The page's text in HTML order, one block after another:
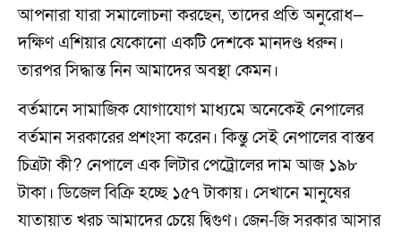
আপনারা যারা সমালোচনা করছেন, তাদের প্রতি অনুরোধ—
দক্ষিণ এশিয়ার যেকোনো একটি দেশকে মানদণ্ড ধরুন।
তারপর সিদ্ধান্ত নিন আমাদের অবস্থা কেমন।
বর্তমানে সামাজিক যোগাযোগ মাধ্যমে অনেকেই নেপালের
বর্তমান সরকারের প্রশংসা করেন। কিন্তু সেই নেপালের বাস্তব
চিত্রটা কী? নেপালে এক লিটার পেট্রোলের দাম আজ ১৯৮
টাকা। ডিজেল বিক্রি হচ্ছে ১৫৭ টাকায়। সেখানে মানুষের
যাতায়াত খরচ আমাদের চেয়ে দ্বিগুণ। জেন-জি সরকার আসার